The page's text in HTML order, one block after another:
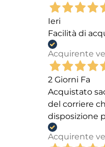
Ieri
Facilità di
Acquirente
2 Giorni Fa
Acquistato
del corriere
disposizione
Acquirente